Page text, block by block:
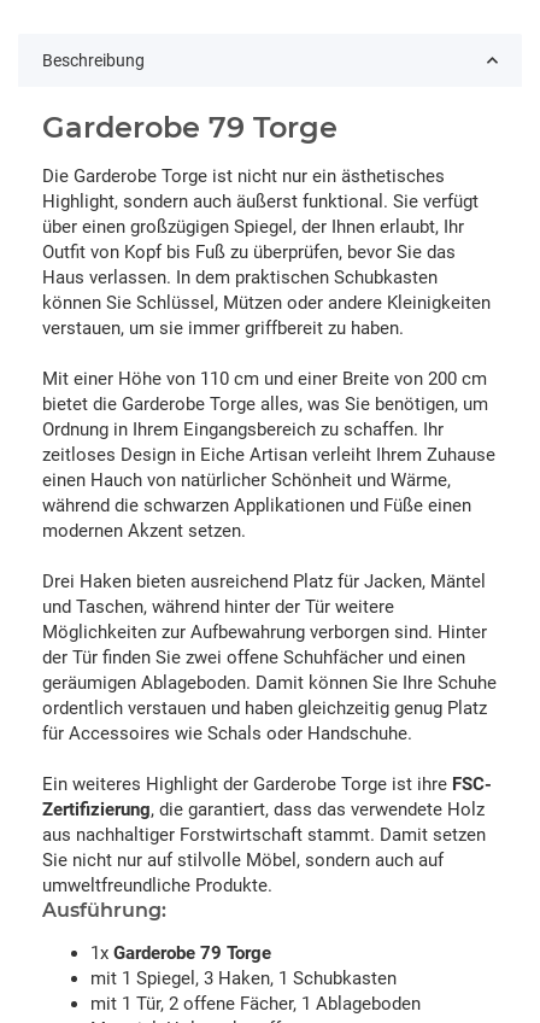
Beschreibung
Garderobe 79 Torge
Die Garderobe Torge ist nicht nur ein ästhetisches
Highlight, sondern auch äußerst funktional. Sie verfügt
über einen großzügigen Spiegel, der Ihnen erlaubt, Ihr
Outfit von Kopf bis Fuß zu überprüfen, bevor Sie das
Haus verlassen. In dem praktischen Schubkasten
können Sie Schlüssel, Mützen oder andere Kleinigkeiten
verstauen, um sie immer griffbereit zu haben.
Mit einer Höhe von 110 cm und einer Breite von 200 cm
bietet die Garderobe Torge alles, was Sie benötigen, um
Ordnung in Ihrem Eingangsbereich zu schaffen. Ihr
zeitloses Design in Eiche Artisan verleiht Ihrem Zuhause
einen Hauch von natürlicher Schönheit und Wärme,
während die schwarzen Applikationen und Füße einen
modernen Akzent setzen.
Drei Haken bieten ausreichend Platz für Jacken, Mäntel
und Taschen, während hinter der Tür weitere
Möglichkeiten zur Aufbewahrung verborgen sind. Hinter
der Tür finden Sie zwei offene Schuhfächer und einen
geräumigen Ablageboden. Damit können Sie Ihre Schuhe
ordentlich verstauen und haben gleichzeitig genug Platz
für Accessoires wie Schals oder Handschuhe.
Ein weiteres Highlight der Garderobe Torge ist ihre FSC-
Zertifizierung, die garantiert, dass das verwendete Holz
aus nachhaltiger Forstwirtschaft stammt. Damit setzen
Sie nicht nur auf stilvolle Möbel, sondern auch auf
umweltfreundliche Produkte.
Ausführung:
1x Garderobe 79 Torge
mit 1 Spiegel, 3 Haken, 1 Schubkasten
mit 1 Tür, 2 offene Fächer, 1 Ablageboden